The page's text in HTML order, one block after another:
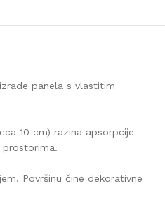
panela s vlastitim
10 cm) razina apsorpcije
Površinu čine dekorativne